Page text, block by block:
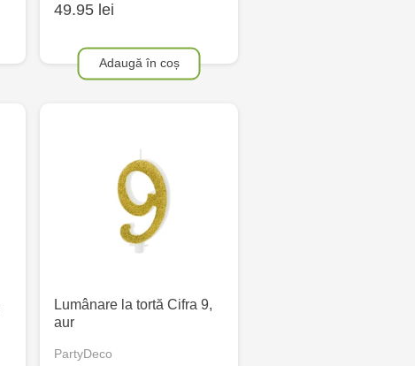
49.95 lei
Adaugă în coș
Lumânare la tortă Cifra 9,
aur
PartyDeco